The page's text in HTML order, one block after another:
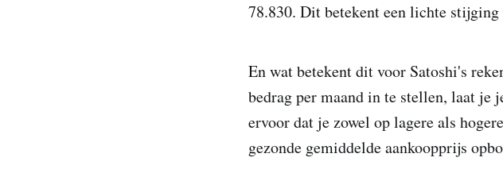
78.830. Dit betekent een lichte
En wat betekent dit voor Satoshi's
bedrag per maand in te stellen, laat je
ervoor dat je zowel op lagere als
gezonde gemiddelde aankoopprijs